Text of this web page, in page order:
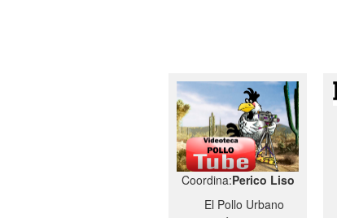
Coordina:Perico Liso
El Pollo Urbano